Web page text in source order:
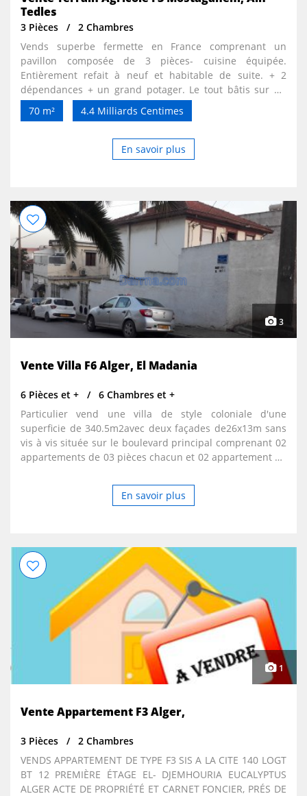
Tedles
3 Pièces
2 Chambres
Vends superbe fermette en France comprenant un
pavillon composée de 3 pièces- cuisine équipée.
Entièrement refait à neuf et habitable de suite. + 2
dépendances + un grand potager. Le tout bâtis sur un
terrains d'un hectare. Accepté échange contre villa à
oran avec jardin et locaux commerciaux.
70 m² 4.4 Milliards Centimes
En savoir plus
3
Vente Villa F6 Alger, El Madania
6 Pièces et +
6 Chambres et +
Particulier vend une villa de style coloniale d'une
superficie de 340.5m2avec deux façades de26x13m sans
vis à vis située sur le boulevard principal comprenant 02
appartements de 03 pièces chacun et 02 appartement de
foncier et acte notarié
En savoir plus
1
Vente Appartement F3 Alger,
3 Pièces
2 Chambres
VENDS APPARTEMENT DE TYPE F3 SIS A LA CITE 140 LOGT
BT 12 PREMIÈRE ÉTAGE EL- DJEMHOURIA EUCALYPTUS
ALGER ACTE DE PROPRIÉTÉ ET CARNET FONCIER, PRÉS DE